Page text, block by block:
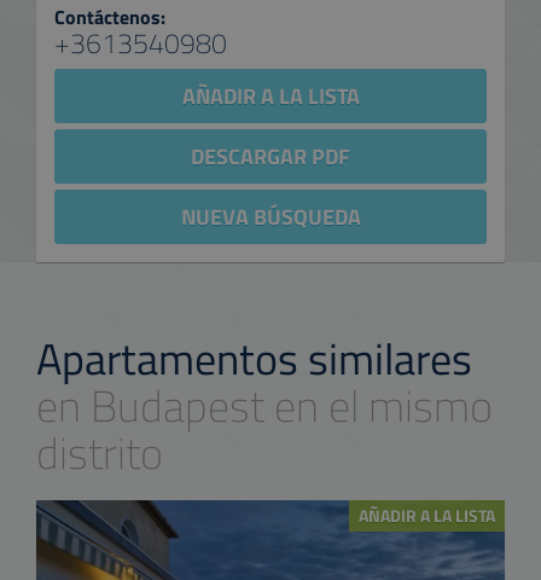
Contáctenos:
+3613540980
AÑADIR A LA LISTA
DESCARGAR PDF
NUEVA BÚSQUEDA
Apartamentos similares
en Budapest en el mismo
distrito
AÑADIR A LA LISTA